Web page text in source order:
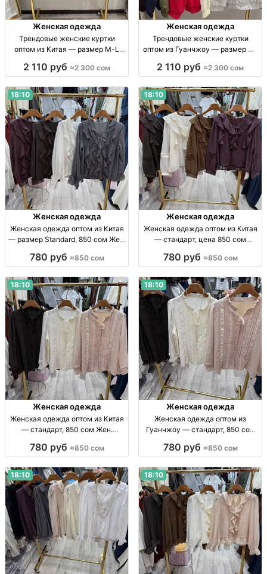
Женская одежда
Трендовые женские куртки
оптом из Китая — размер M-L
опт, 2300 сом
2 110 руб ≈2 300 сом
Женская одежда
Трендовые женские куртки
оптом из Гуанчжоу — размер M–
Китай, 2300 сом
2 110 руб ≈2 300 сом
18:10
Женская одежда
Женская одежда оптом из Китая
— размер Standard, 850 сом Жен.
850 сом.
780 руб ≈850 сом
18:10
Женская одежда
Женская одежда оптом из Китая
— стандарт, цена 850 сом
стандарт, Китай, 850 сом,
по СНГ.
780 руб ≈850 сом
18:10
Женская одежда
Женская одежда оптом из Китая
— стандарт, 850 сом Жен.
850 сом
780 руб ≈850 сом
18:10
Женская одежда
Женская одежда оптом из
Гуанчжоу — стандарт, 850 сом
Китай, 850 сом.
780 руб ≈850 сом
18:10 18:10